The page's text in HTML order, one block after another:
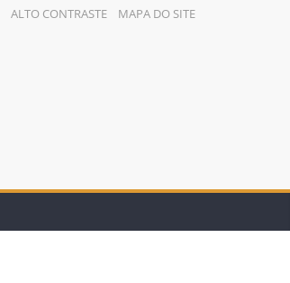
ALTO CONTRASTE MAPA DO SITE